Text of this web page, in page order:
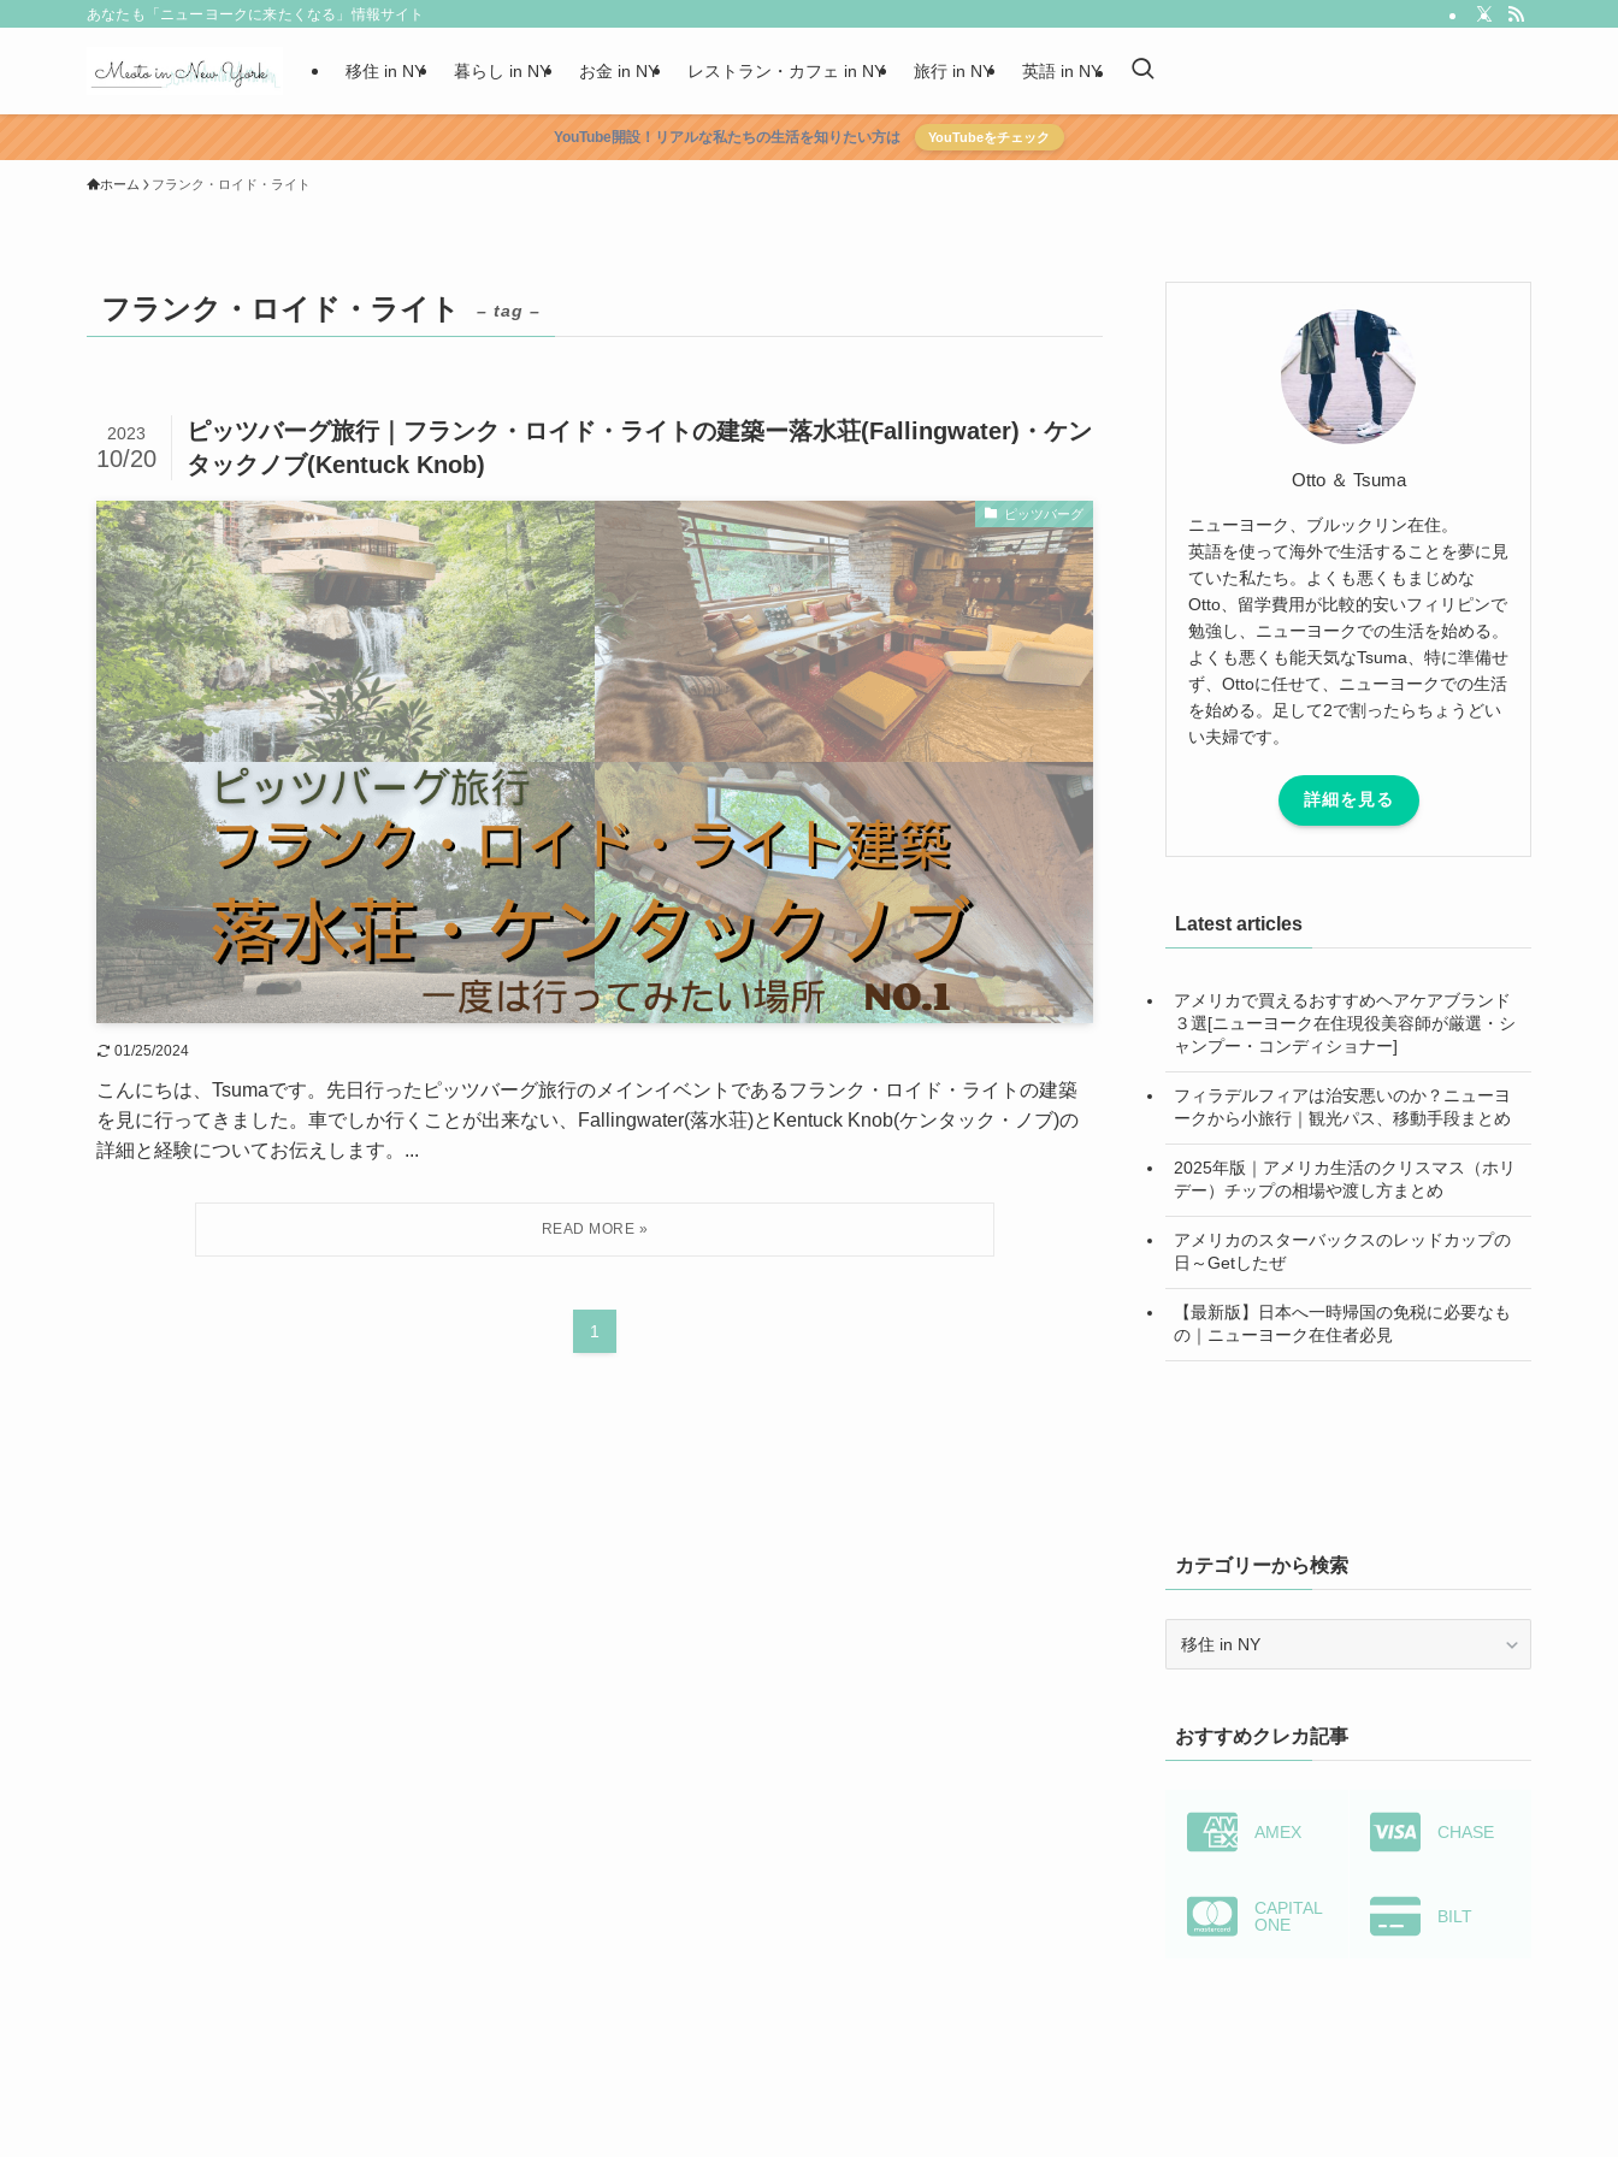
あなたも「ニューヨークに来たくなる」情報サイト
移住 in NY 暮らし in NY お金 in NY レストラン・カフェ in NY 旅行 in NY 英語 in NY
YouTube開設！リアルな私たちの生活を知りたい方は YouTubeをチェック
ホーム フランク・ロイド・ライト
フランク・ロイド・ライト – tag –
ピッツバーグ旅行｜フランク・ロイド・ライトの建築ー落水荘(Fallingwater)・ケン
タックノブ(Kentuck Knob)
2023
10/20
ピッツバーグ
01/25/2024
こんにちは、Tsumaです。先日行ったピッツバーグ旅行のメインイベントであるフランク・ロイド・ライトの建築
を見に行ってきました。車でしか行くことが出来ない、Fallingwater(落水荘)とKentuck Knob(ケンタック・ノブ)の
詳細と経験についてお伝えします。...
1
Otto ＆ Tsuma
ニューヨーク、ブルックリン在住。
英語を使って海外で生活することを夢に見
ていた私たち。よくも悪くもまじめな
Otto、留学費用が比較的安いフィリピンで
勉強し、ニューヨークでの生活を始める。
よくも悪くも能天気なTsuma、特に準備せ
ず、Ottoに任せて、ニューヨークでの生活
を始める。足して2で割ったらちょうどい
い夫婦です。
詳細を見る
Latest articles
アメリカで買えるおすすめヘアケアブランド
３選[ニューヨーク在住現役美容師が厳選・シ
ャンプー・コンディショナー]
フィラデルフィアは治安悪いのか？ニューヨ
ークから小旅行｜観光パス、移動手段まとめ
2025年版｜アメリカ生活のクリスマス（ホリ
デー）チップの相場や渡し方まとめ
アメリカのスターバックスのレッドカップの
日～Getしたぜ
【最新版】日本へ一時帰国の免税に必要なも
の｜ニューヨーク在住者必見
カテゴリーから検索
ー
か
おすすめクレカ記事
AMEX CHASE
CAPITAL
ONE
BILT